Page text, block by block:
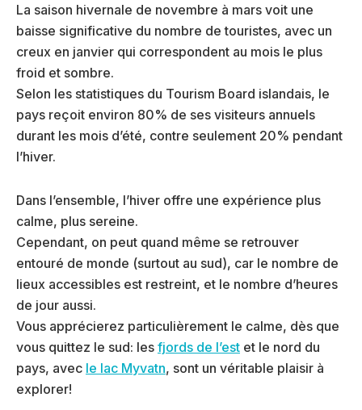
La saison hivernale de novembre à mars voit une
baisse significative du nombre de touristes, avec un
creux en janvier qui correspondent au mois le plus
froid et sombre.
Selon les statistiques du Tourism Board islandais, le
pays reçoit environ 80% de ses visiteurs annuels
durant les mois d’été, contre seulement 20% pendant
l’hiver.
Dans l’ensemble, l’hiver offre une expérience plus
calme, plus sereine.
Cependant, on peut quand même se retrouver
entouré de monde (surtout au sud), car le nombre de
lieux accessibles est restreint, et le nombre d’heures
de jour aussi.
Vous apprécierez particulièrement le calme, dès que
vous quittez le sud: les fjords de l’est et le nord du
pays, avec le lac Myvatn, sont un véritable plaisir à
explorer!